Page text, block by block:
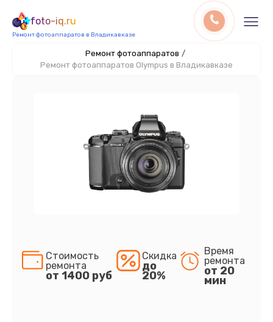
foto-iq.ru
Ремонт фотоаппаратов в Владикавказе
Ремонт фотоаппаратов /
Ремонт фотоаппаратов Olympus в Владикавказе
Стоимость
ремонта
от 1400 руб
Скидка
до
20%
Время
ремонта
от 20
мин